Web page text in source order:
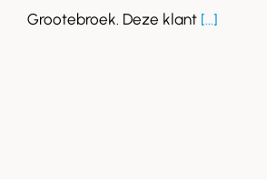
Grootebroek. Deze klant [...]